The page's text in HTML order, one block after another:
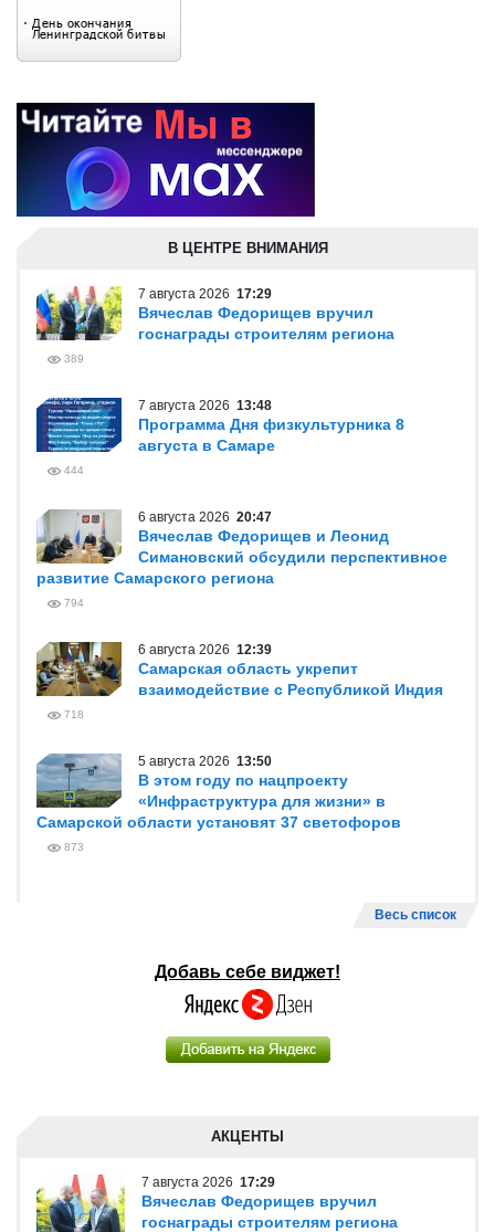
В ЦЕНТРЕ ВНИМАНИЯ
7 августа 2026 17:29
Вячеслав Федорищев вручил
госнаграды строителям региона
389
7 августа 2026 13:48
Программа Дня физкультурника 8
августа в Самаре
444
6 августа 2026 20:47
Вячеслав Федорищев и Леонид
Симановский обсудили перспективное
развитие Самарского региона
794
6 августа 2026 12:39
Самарская область укрепит
взаимодействие с Республикой Индия
718
5 августа 2026 13:50
В этом году по нацпроекту
«Инфраструктура для жизни» в
Самарской области установят 37 светофоров
873
Весь список
Добавь себе виджет!
АКЦЕНТЫ
7 августа 2026 17:29
Вячеслав Федорищев вручил
госнаграды строителям региона